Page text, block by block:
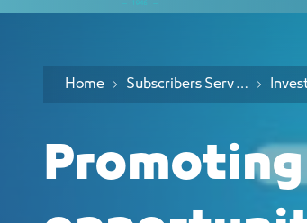
Home Subscribers Serv ices